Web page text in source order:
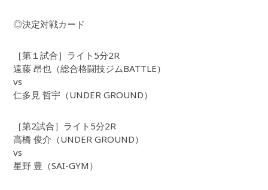
◎決定対戦カード
［第１試合］ライト5分2R
遠藤 昂也（総合格闘技ジムBATTLE）
vs
仁多見 哲宇（UNDER GROUND）
［第2試合］ライト5分2R
高橋 俊介（UNDER GROUND）
vs
星野 豊（SAI-GYM）